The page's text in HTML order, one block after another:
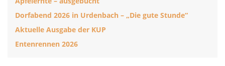
Dorfabend 2026 in Urdenbach – „Die gute Stunde“
Aktuelle Ausgabe der KUP
Entenrennen 2026